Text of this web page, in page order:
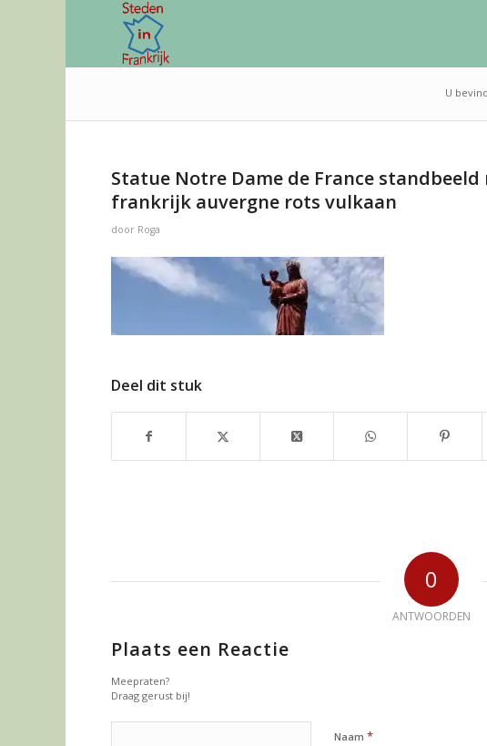
U
Statue Notre Dame de France
frankrijk auvergne rots vulkaan
door Roga
Deel dit stuk
0
ANTWOORDEN
Plaats een Reactie
Meepraten?
Draag gerust bij!
Naam *